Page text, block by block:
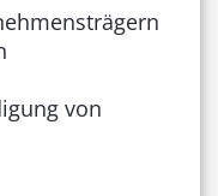
von